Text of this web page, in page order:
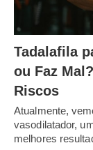
Tadalafila
ou Faz
Riscos
Atualmente,
vasodilatador,
melhores